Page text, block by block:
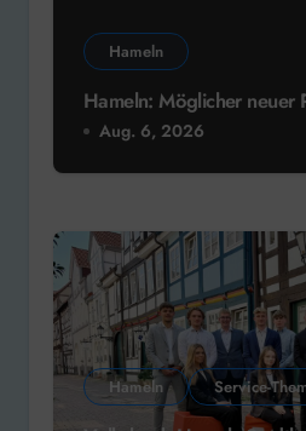
Hameln
Hameln: Möglicher neuer
Aug. 6, 2026
Hameln Service-